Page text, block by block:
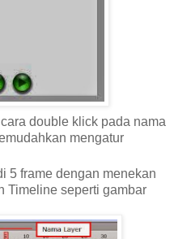
double klick pada nama
mengatur
5 frame dengan menekan
Timeline seperti gambar